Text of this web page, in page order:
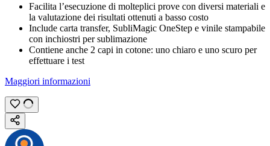
Facilita l’esecuzione di molteplici prove con diversi materiali e
la valutazione dei risultati ottenuti a basso costo
Include carta transfer, SubliMagic OneStep e vinile stampabile
con inchiostri per sublimazione
Contiene anche 2 capi in cotone: uno chiaro e uno scuro per
effettuare i test
Maggiori informazioni